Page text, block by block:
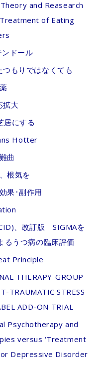
and Reasearch
of Eating
ドール
もりではなくても
拡大
居にする
Hotter
曲
根気を
果･副作用
、改訂版 SIGMAを
るうつ病の臨床評価
Principle
THERAPY-GROUP
TRAUMATIC STRESS
ADD-ON TRIAL
Psychotherapy and
versus ‘Treatment
Depressive Disorder